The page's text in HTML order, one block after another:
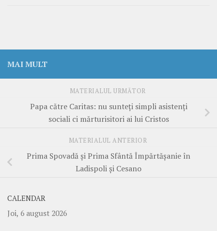
MAI MULT
MATERIALUL URMĂTOR
Papa către Caritas: nu sunteţi simpli asistenţi
sociali ci mărturisitori ai lui Cristos
MATERIALUL ANTERIOR
Prima Spovadă şi Prima Sfântă Împărtăşanie în
Ladispoli şi Cesano
CALENDAR
Joi, 6 august 2026